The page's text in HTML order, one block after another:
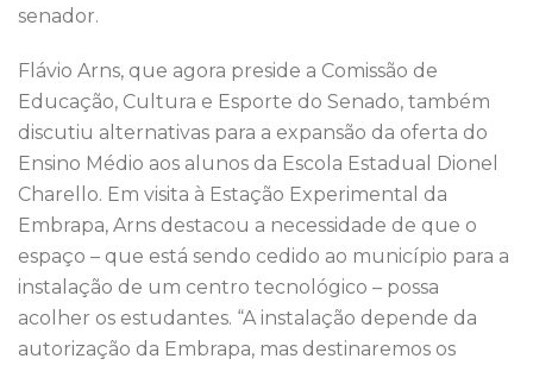
senador.
Flávio Arns, que agora preside a Comissão de
Educação, Cultura e Esporte do Senado, também
discutiu alternativas para a expansão da oferta do
Ensino Médio aos alunos da Escola Estadual Dionel
Charello. Em visita à Estação Experimental da
Embrapa, Arns destacou a necessidade de que o
espaço – que está sendo cedido ao município para a
instalação de um centro tecnológico – possa
acolher os estudantes. “A instalação depende da
autorização da Embrapa, mas destinaremos os